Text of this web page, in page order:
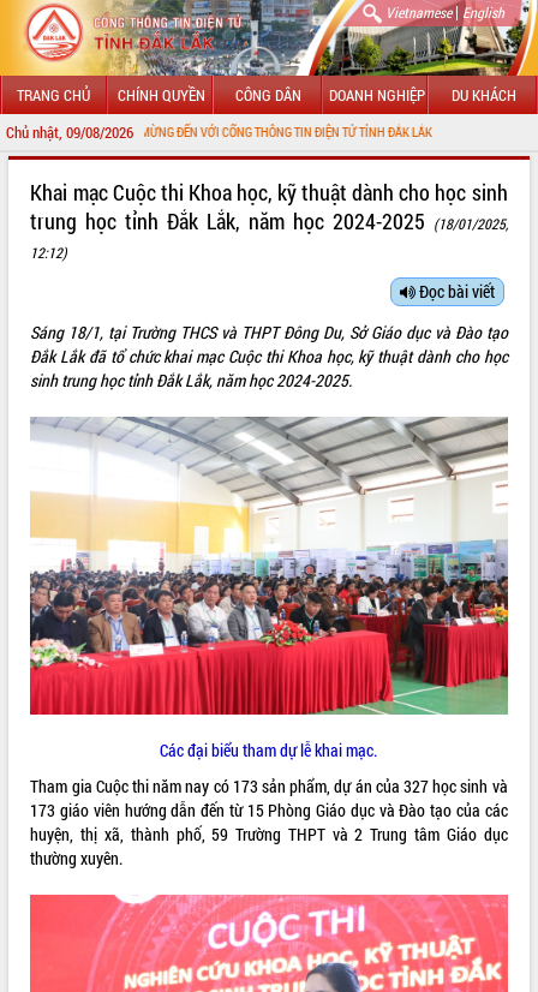
Vietnamese| English
TRANG CHỦ CHÍNH QUYỀN CÔNG DÂN DOANH NGHIỆP DU KHÁCH
Chủ nhật, 09/08/2026
CHÀO MỪNG ĐẾN VỚI CỔNG THÔNG TIN ĐIỆN TỬ TỈNH ĐẮK LẮK
LÃNH ĐẠO UBND TỈNH
SỞ, BAN, NGÀNH
UBND CÁC XÃ, PHƯỜNG
THÔNG TIN CHỈ ĐẠO ĐIỀU HÀNH
ĐIỂM TIN VĂN BẢN
QUY HOẠCH - KẾ HOẠCH
Khai mạc Cuộc thi Khoa học, kỹ thuật dành cho học sinh
trung học tỉnh Đắk Lắk, năm học 2024-2025 (18/01/2025,
12:12)
Đọc bài viết
Sáng 18/1, tại Trường THCS và THPT Đông Du, Sở Giáo dục và Đào tạo
Đắk Lắk đã tổ chức khai mạc Cuộc thi Khoa học, kỹ thuật dành cho học
sinh trung học tỉnh Đắk Lắk, năm học 2024-2025.
Các đại biểu tham dự lễ khai mạc.
Tham gia Cuộc thi năm nay có 173 sản phẩm, dự án của 327 học sinh và
173 giáo viên hướng dẫn đến từ 15 Phòng Giáo dục và Đào tạo của các
huyện, thị xã, thành phố, 59 Trường THPT và 2 Trung tâm Giáo dục
thường xuyên.